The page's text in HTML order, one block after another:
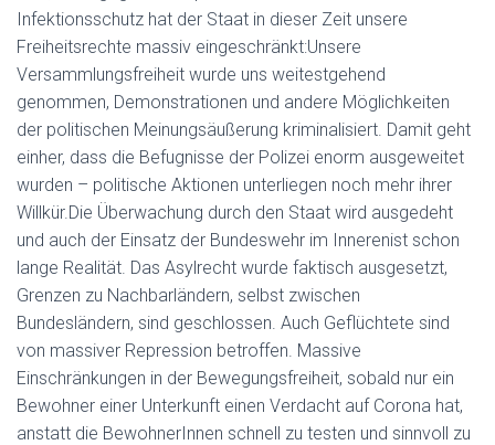
Infektionsschutz hat der Staat in dieser Zeit unsere
Freiheitsrechte massiv eingeschränkt:Unsere
Versammlungsfreiheit wurde uns weitestgehend
genommen, Demonstrationen und andere Möglichkeiten
der politischen Meinungsäußerung kriminalisiert. Damit geht
einher, dass die Befugnisse der Polizei enorm ausgeweitet
wurden – politische Aktionen unterliegen noch mehr ihrer
Willkür.Die Überwachung durch den Staat wird ausgedeht
und auch der Einsatz der Bundeswehr im Innerenist schon
lange Realität. Das Asylrecht wurde faktisch ausgesetzt,
Grenzen zu Nachbarländern, selbst zwischen
Bundesländern, sind geschlossen. Auch Geflüchtete sind
von massiver Repression betroffen. Massive
Einschränkungen in der Bewegungsfreiheit, sobald nur ein
Bewohner einer Unterkunft einen Verdacht auf Corona hat,
anstatt die BewohnerInnen schnell zu testen und sinnvoll zu